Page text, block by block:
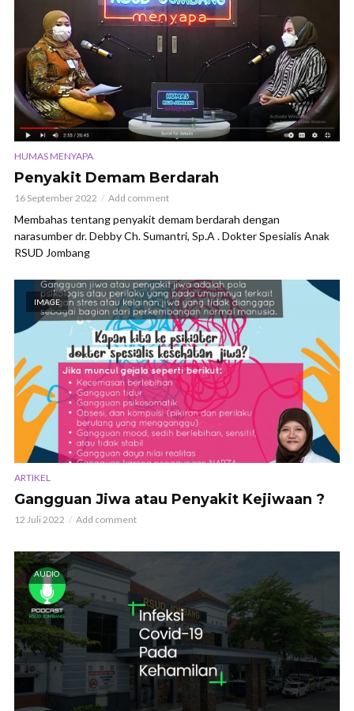
HUMAS MENYAPA
Penyakit Demam Berdarah
16 September 2022 Add comment
Membahas tentang penyakit demam berdarah dengan
narasumber dr. Debby Ch. Sumantri, Sp.A . Dokter Spesialis Anak
RSUD Jombang
IMAGE
ARTIKEL
Gangguan Jiwa atau Penyakit Kejiwaan ?
12 Juli 2022 Add comment
AUDIO